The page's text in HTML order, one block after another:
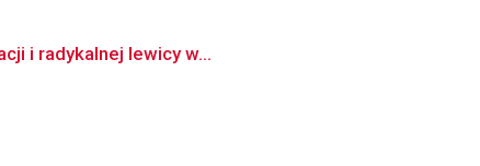
i radykalnej lewicy w...